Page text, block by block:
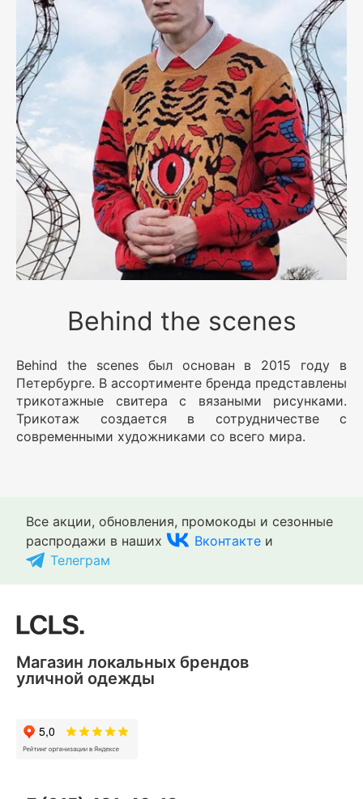
Behind the scenes
Behind the scenes был основан в 2015 году в
Петербурге. В ассортименте бренда представлены
трикотажные свитера с вязаными рисунками.
Трикотаж создается в сотрудничестве с
современными художниками со всего мира.
Все акции, обновления, промокоды и сезонные
распродажи в наших
Вконтакте и
Телеграм
Магазин локальных брендов
уличной одежды